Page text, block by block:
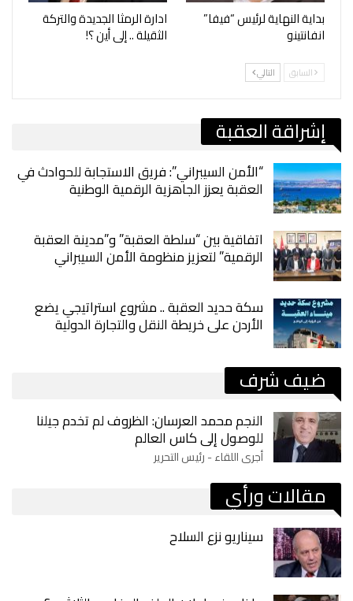
بداية النهاية لرئيس “فيفا”
انفانتينو
ادارة الرمثا الجديدة والتركة
الثقيلة .. إلى أين ؟!
السابق التالي
إشراقة العقبة
“الأمن السيبراني”: فريق الاستجابة للحوادث في
العقبة يعزز الجاهزية الرقمية الوطنية
اتفاقية بين “سلطة العقبة” و”مدينة العقبة
الرقمية” لتعزيز منظومة الأمن السيبراني
سكة حديد العقبة .. مشروع استراتيجي يضع
الأردن على خريطة النقل والتجارة الدولية
ضيف شرف
النجم محمد العرسان: الظروف لم تخدم جيلنا
للوصول إلى كاس العالم
أجرى اللقاء - رئيس التحرير
مقالات ورأي
سيناريو نزع السلاح